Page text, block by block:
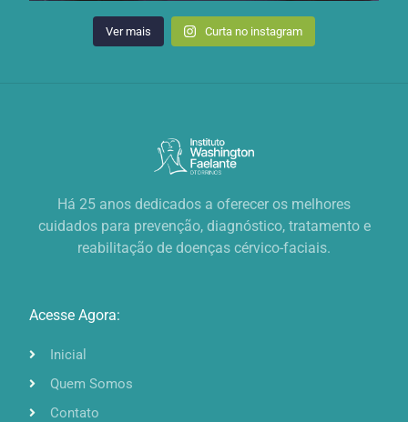
Ver mais Curta no instagram
Há 25 anos dedicados a oferecer os melhores
cuidados para prevenção, diagnóstico, tratamento e
reabilitação de doenças cérvico-faciais.
Acesse Agora:
Inicial
Quem Somos
Contato